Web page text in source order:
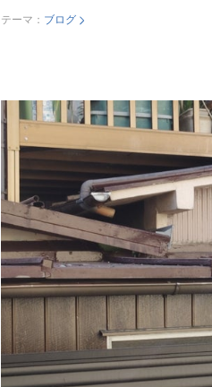
テーマ： ブログ